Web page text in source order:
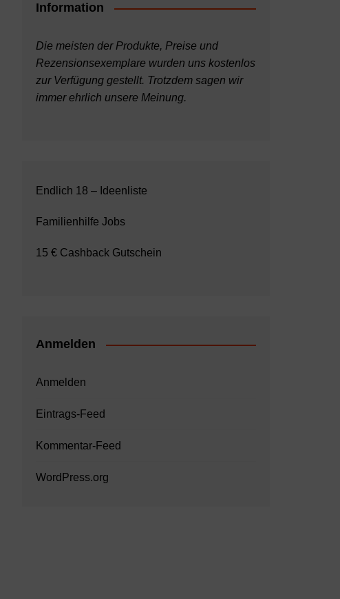
Information
Die meisten der Produkte, Preise und
Rezensionsexemplare wurden uns kostenlos
zur Verfügung gestellt. Trotzdem sagen wir
immer ehrlich unsere Meinung.
Endlich 18 – Ideenliste
Familienhilfe Jobs
15 € Cashback Gutschein
Anmelden
Anmelden
Eintrags-Feed
Kommentar-Feed
WordPress.org